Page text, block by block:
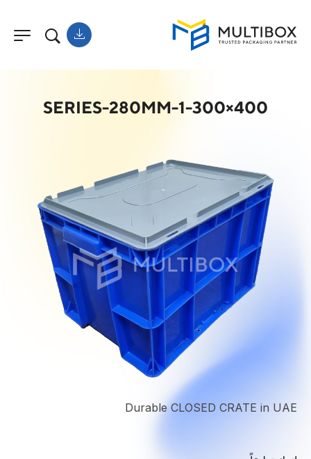
400×300-SERIES-280MM-1
Durable CLOSED CRATE in UAE